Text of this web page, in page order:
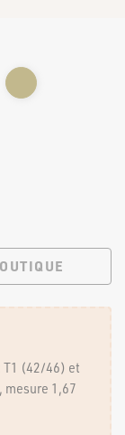
T1 (42/46) et
1,67